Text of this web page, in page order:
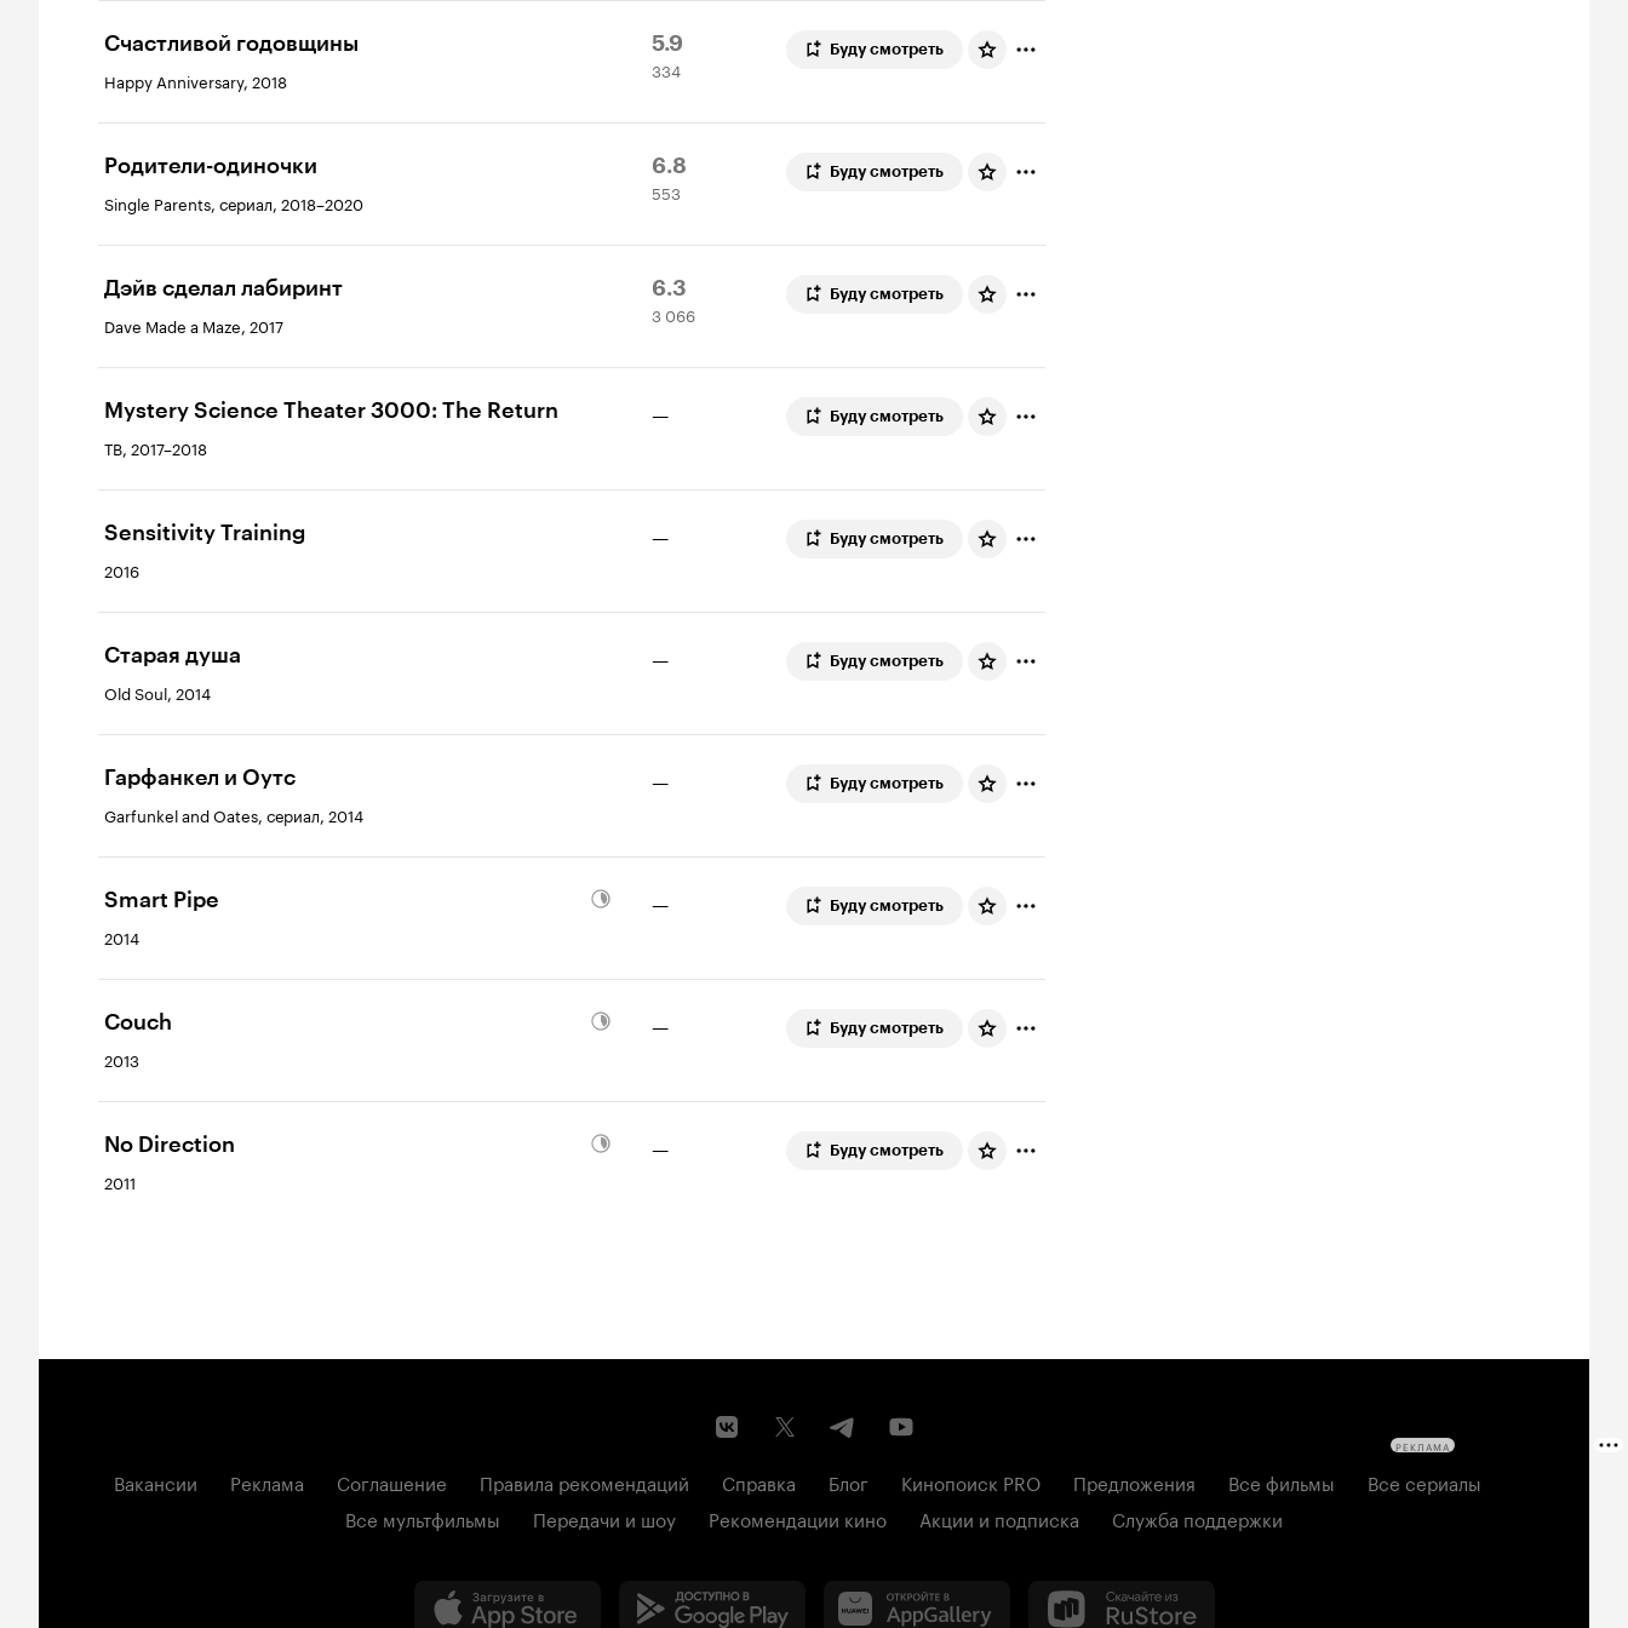
Счастливой годовщины
Happy Anniversary, 2018
Рейтинг
Кинопоиска
5.9
334
оценки
334
Буду смотреть
Родители-одиночки
Single Parents, сериал, 2018–2020
Рейтинг
Кинопоиска
6.8
553
оценки
553
Буду смотреть
Дэйв сделал лабиринт
Dave Made a Maze, 2017
Рейтинг
Кинопоиска
6.3
3
066
3 066
Буду смотреть
Mystery Science Theater 3000: The Return
ТВ, 2017–2018
— Буду смотреть
Sensitivity Training
2016
— Буду смотреть
Старая душа
Old Soul, 2014
— Буду смотреть
Гарфанкел и Оутс
Garfunkel and Oates, сериал, 2014
— Буду смотреть
Smart Pipe
2014
— Буду смотреть
Couch
2013
— Буду смотреть
No Direction
2011
— Буду смотреть
Вакансии Реклама Соглашение Правила рекомендаций Справка Блог Кинопоиск PRO Предложения Все фильмы
Все сериалы
Все мультфильмы
Передачи и шоу Рекомендации кино Акции и подписка Служба поддержки
РЕКЛАМА